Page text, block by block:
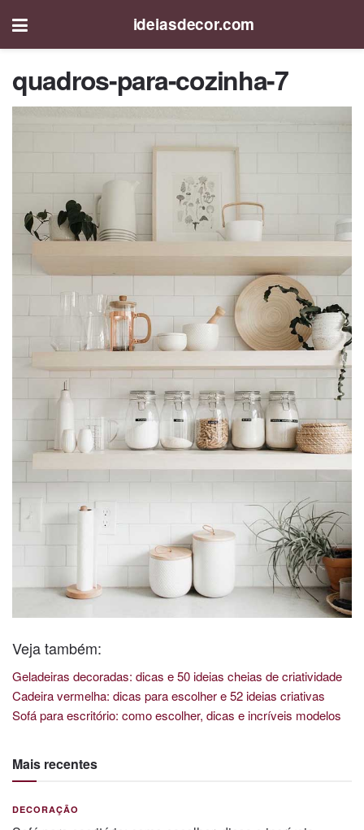
ideiasdecor.com
quadros-para-cozinha-7
Veja também:
Geladeiras decoradas: dicas e 50 ideias cheias de criatividade
Cadeira vermelha: dicas para escolher e 52 ideias criativas
Sofá para escritório: como escolher, dicas e incríveis modelos
Mais recentes
DECORAÇÃO